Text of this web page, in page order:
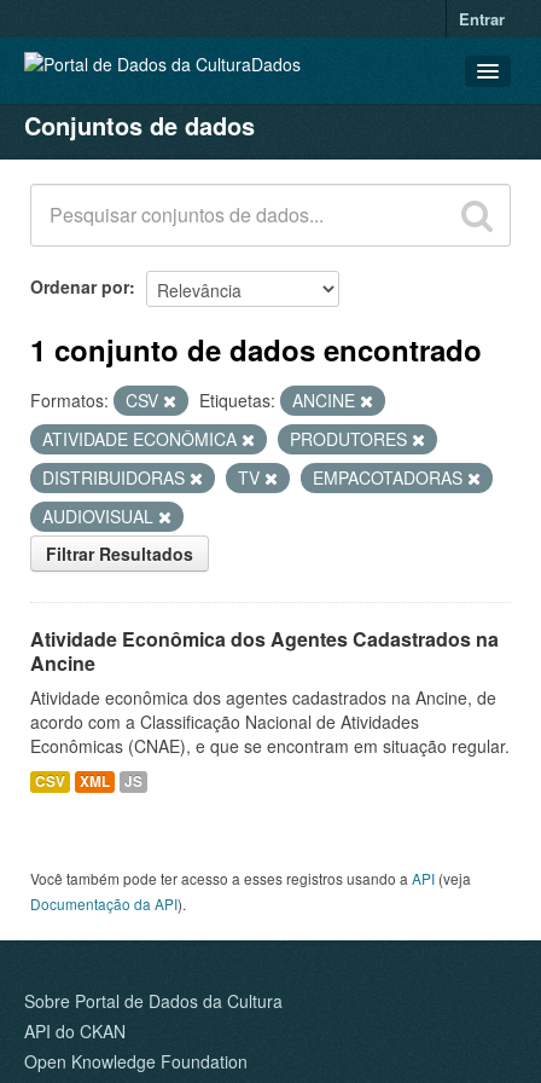
Entrar
CONJUNTOS DE DADOS
ORGANIZAÇÕES
GRUPOS
SOBRE
Conjuntos de dados
Ordenar por
1 conjunto de dados encontrado
Formatos: CSV Etiquetas:
ANCINE
ATIVIDADE ECONÔMICA
PRODUTORES
DISTRIBUIDORAS
TV
EMPACOTADORAS
AUDIOVISUAL
Filtrar Resultados
Atividade Econômica dos Agentes Cadastrados na
Ancine
Atividade econômica dos agentes cadastrados na Ancine, de
acordo com a Classificação Nacional de Atividades
Econômicas (CNAE), e que se encontram em situação regular.
CSV XML JS
Você também pode ter acesso a esses registros usando a API (veja
Documentação da API).
Sobre Portal de Dados da Cultura
API do CKAN
Open Knowledge Foundation